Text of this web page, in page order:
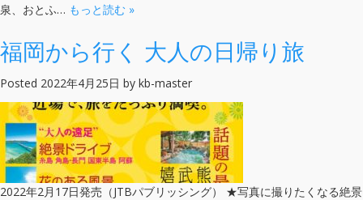
泉、おとふ… もっと読む »
福岡から行く 大人の日帰り旅
Posted 2022年4月25日 by kb-master
2022年2月17日発売（JTBパブリッシング） ★写真に撮りたくなる絶景